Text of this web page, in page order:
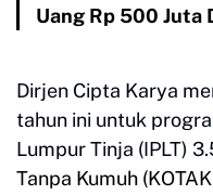
Uang Rp 500 Juta
Dirjen Cipta Karya
tahun ini untuk
Lumpur Tinja (IPLT)
Tanpa Kumuh